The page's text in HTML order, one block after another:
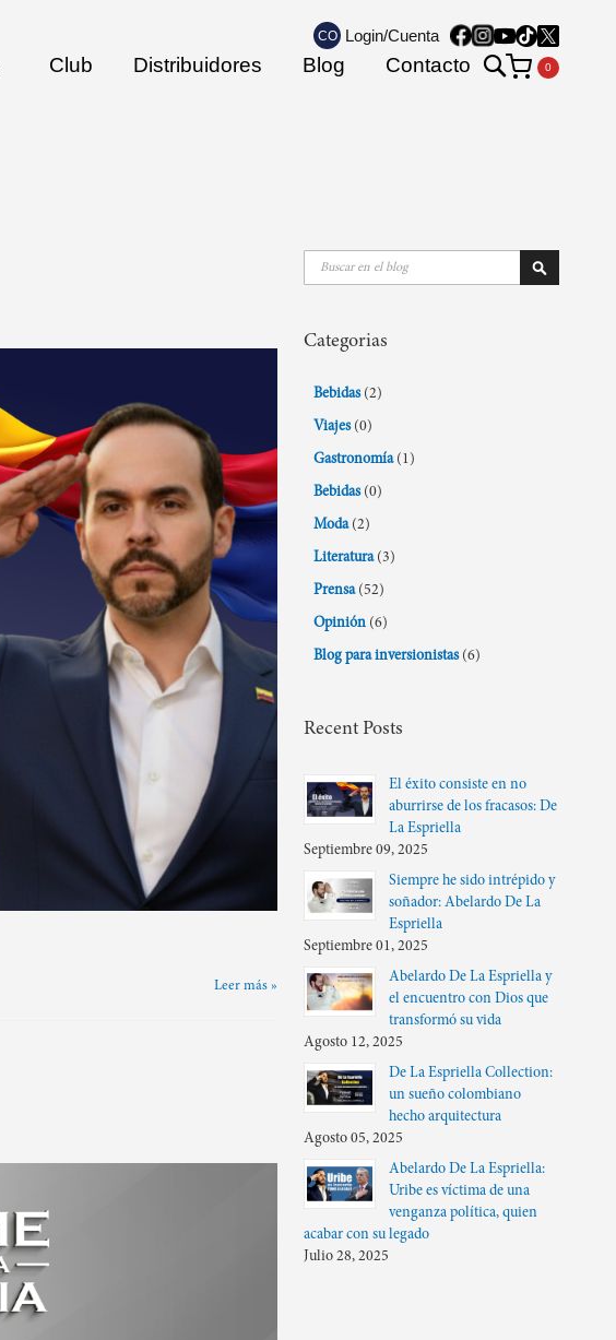
CO Login/Cuenta
Club Distribuidores Blog Contacto
Search
Leer más »
Buscar
Categorias
Bebidas (2)
Viajes (0)
Gastronomía (1)
Bebidas (0)
Moda (2)
Literatura (3)
Prensa (52)
Opinión (6)
Blog para inversionistas (6)
Recent Posts
El éxito consiste en no
aburrirse de los fracasos: De
La Espriella
Septiembre 09, 2025
Siempre he sido intrépido y
soñador: Abelardo De La
Espriella
Septiembre 01, 2025
Abelardo De La Espriella y
el encuentro con Dios que
transformó su vida
Agosto 12, 2025
De La Espriella Collection:
un sueño colombiano
hecho arquitectura
Agosto 05, 2025
Abelardo De La Espriella:
Uribe es víctima de una
venganza política, quien
acabar con su legado
Julio 28, 2025